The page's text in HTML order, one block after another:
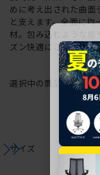
めに考え出された曲面
と支えます。全面に
材。包み込むような座
ズン快適にご使用いた
選択中の商品情報保証
サイズ